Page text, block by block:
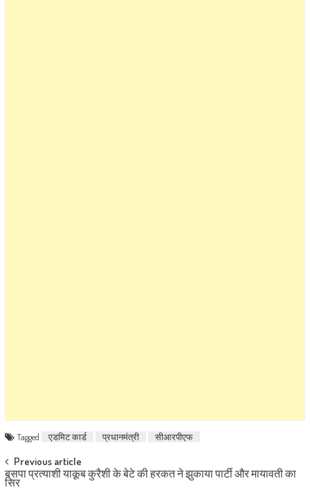
Tagged एडमिट कार्ड प्रधानमंत्री सीआरपीएफ
Post navigation
Previous article
बसपा प्रत्याशी याक़ूब कुरैशी के बेटे की हरकत ने झुकाया पार्टी और मायावती का
सिर